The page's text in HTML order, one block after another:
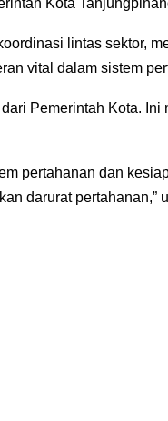
Kota
lintas sektor,
vital dalam sistem
Pemerintah Kota.
pertahanan dan
darurat pertahanan,”